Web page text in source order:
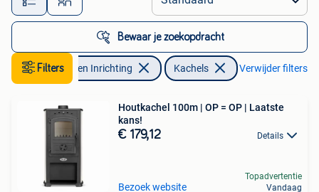
Bewaar je zoekopdracht
FiltersHuis en Inrichting Kachels Verwijder filters
Houtkachel 100m | OP = OP | Laatste
kans!
€ 179,12 Details
Bezoek website
Topadvertentie
Vandaag